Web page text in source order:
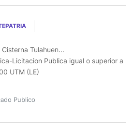
Tulahuen...
Licitacion Publica igual o superior a
UTM (LE)
Publico